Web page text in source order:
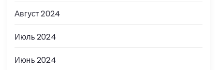
Август 2024
Июль 2024
Июнь 2024